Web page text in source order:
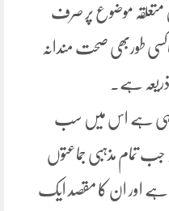
موضوع پر صرف
طوربھی صحت مندانہ
ذریعہ ہے۔
ہورہی ہے اس میں سب
جب تمام مذہبی جماعتوں
ہے اور ان کا مقصد ایک